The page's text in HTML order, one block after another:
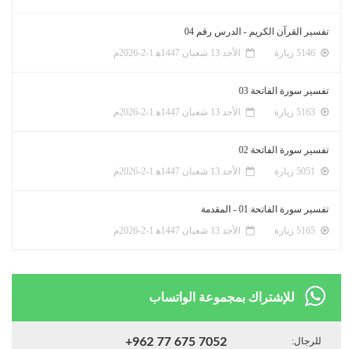
تفسير القرآن الكريم - الدرس رقم 04
الأحد 13 شعبان 1447ﻫ 1-2-2026م
تفسير سورة الفاتحة 03
الأحد 13 شعبان 1447ﻫ 1-2-2026م
تفسير سورة الفاتحة 02
الأحد 13 شعبان 1447ﻫ 1-2-2026م
تفسير سورة الفاتحة 01 - المقدمة
الأحد 13 شعبان 1447ﻫ 1-2-2026م
للإشتراك بمجموعة الواتساب
للرجال: +962 77 675 7052